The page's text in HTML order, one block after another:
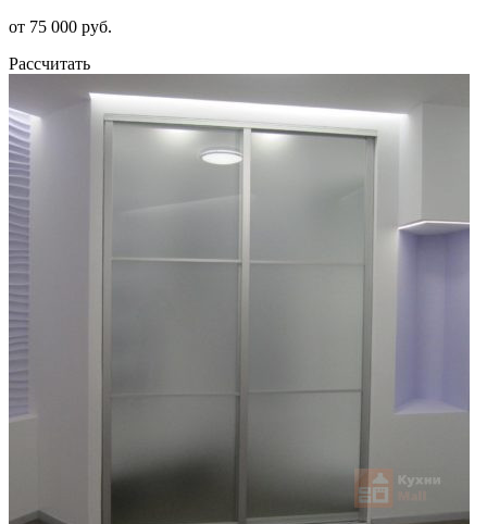
от 75 000 руб.
Рассчитать